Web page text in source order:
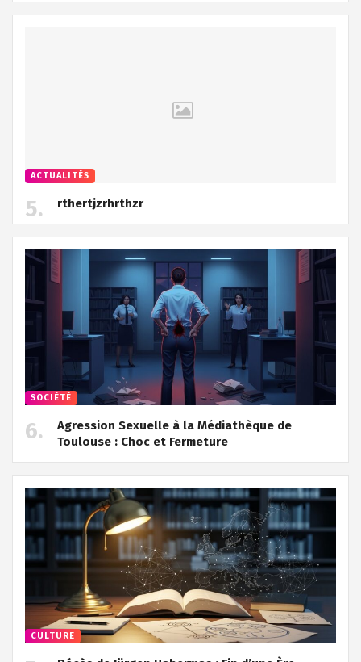
ACTUALITÉS
rthertjzrhrthzr
SOCIÉTÉ
Agression Sexuelle à la Médiathèque de
Toulouse : Choc et Fermeture
CULTURE